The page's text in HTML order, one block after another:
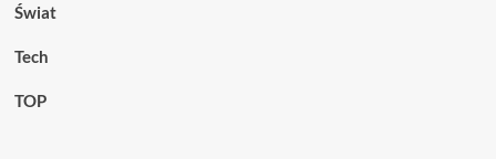
Świat
Tech
TOP